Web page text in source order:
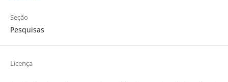
Seção
Pesquisas
Licença